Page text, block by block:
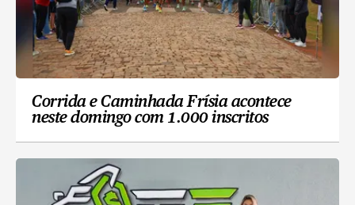
Corrida e Caminhada Frísia acontece
neste domingo com 1.000 inscritos